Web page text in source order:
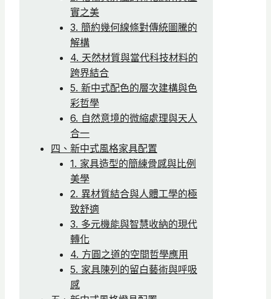
實之美
3. 簡約幾何線條對傳統圖騰的
解構
4. 天然材質與當代科技材料的
跨界結合
5. 新中式配色的層次建構與色
彩哲學
6. 自然意境的微縮處理與天人
合一
四、新中式風格家具配置
1. 家具造型的簡練骨感與比例
美學
2. 異材質結合與人體工學的極
致舒適
3. 多元機能與智慧收納的現代
轉化
4. 方圓之道的空間哲學應用
5. 家具陳列的留白藝術與呼吸
感